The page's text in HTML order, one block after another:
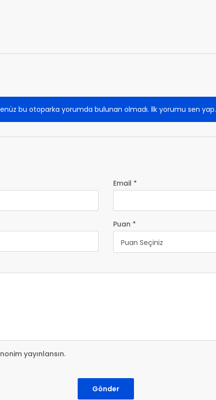
bu otoparka yorumda bulunan olmadı. İlk yorumu sen yap.
Email *
Puan *
Puan Seçiniz
yayınlansın.
Gönder